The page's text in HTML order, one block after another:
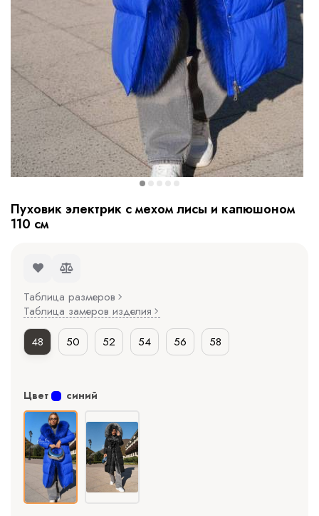
Пуховик электрик с мехом лисы и капюшоном
110 см
Таблица размеров
Таблица замеров изделия
48
50 52 54 56 58
Цвет синий